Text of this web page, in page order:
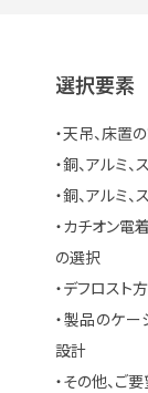
選択要素
・天吊、床置
・銅、アルミ
・銅、アルミ
・カチオン電
の選択
・デフロスト
・製品のケ
設計
・その他、ご